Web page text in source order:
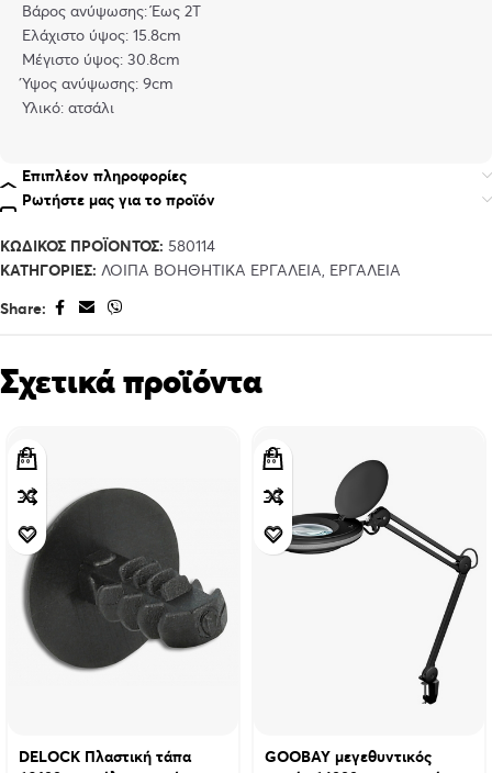
Βάρος ανύψωσης: Έως 2T
Ελάχιστο ύψος: 15.8cm
Μέγιστο ύψος: 30.8cm
Ύψος ανύψωσης: 9cm
Υλικό: ατσάλι
Επιπλέον πληροφορίες
Ρωτήστε μας για το προϊόν
ΚΩΔΙΚΌΣ ΠΡΟΪΌΝΤΟΣ: 580114
ΚΑΤΗΓΟΡΊΕΣ: ΛΟΙΠΆ ΒΟΗΘΗΤΙΚΆ ΕΡΓΑΛΕΊΑ, ΕΡΓΑΛΕΊΑ
Share:
Σχετικά προϊόντα
DELOCK Πλαστική τάπα
GOOBAY μεγεθυντικός